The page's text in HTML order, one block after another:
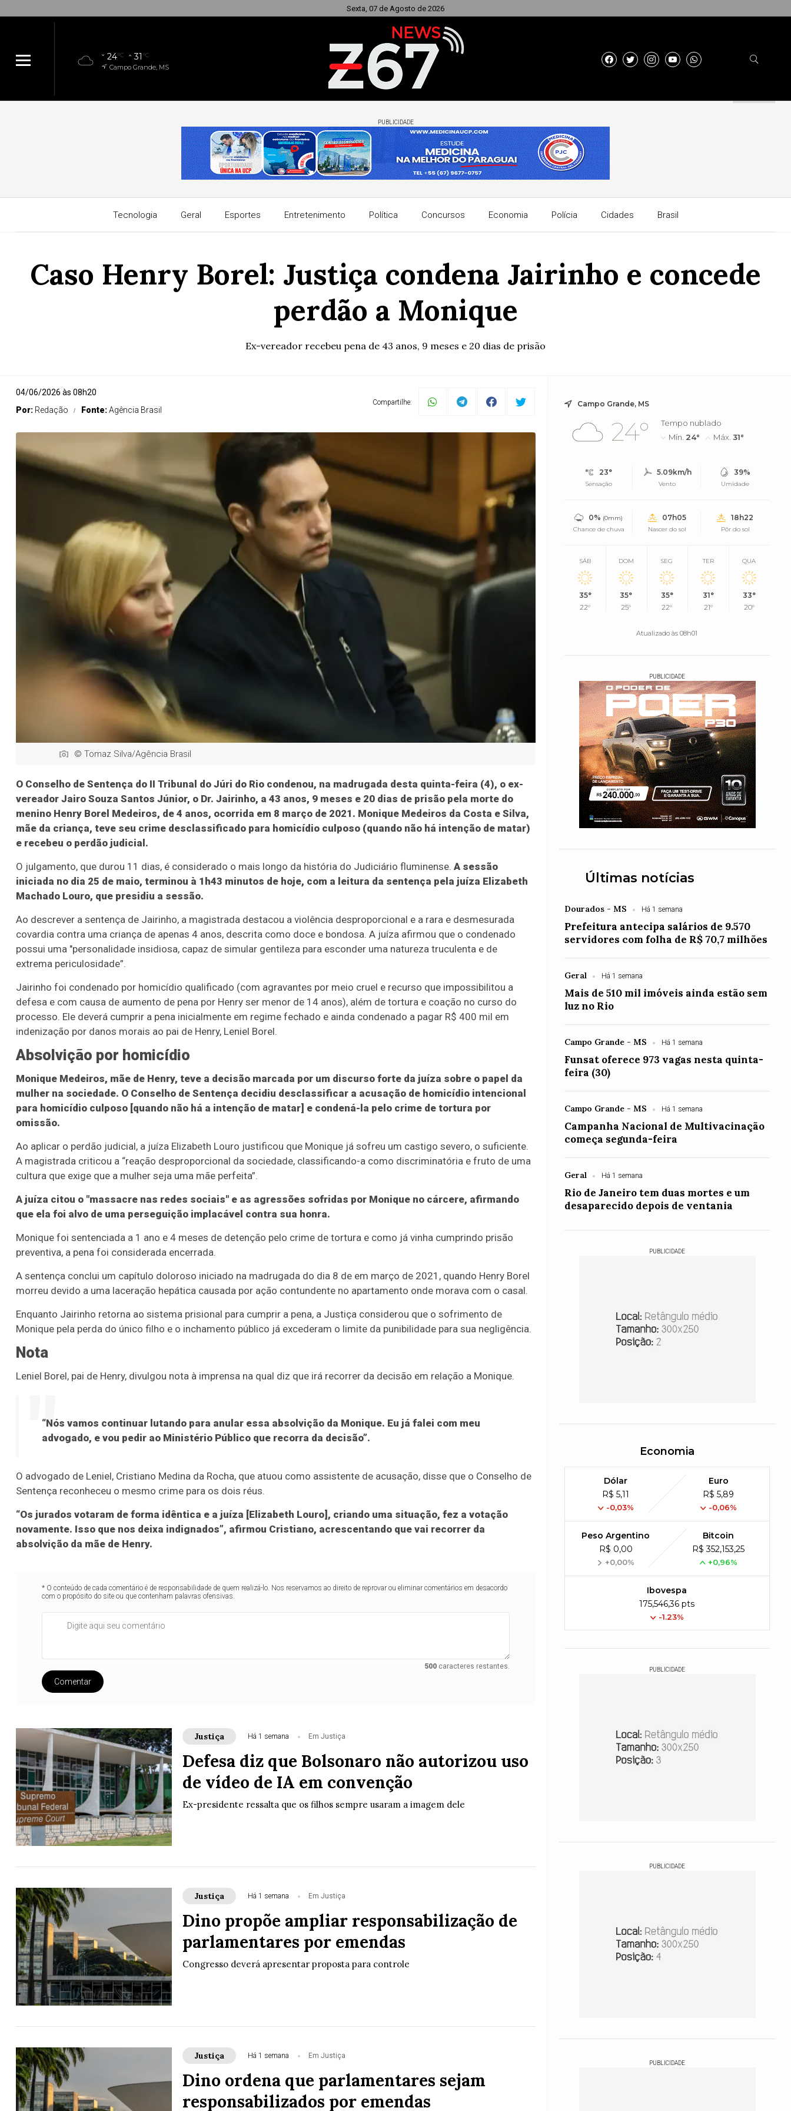
Sexta, 07 de Agosto de 2026
24°C 31 °C
Campo Grande, MS
PUBLICIDADE
Tecnologia Geral Esportes Entretenimento Política Concursos Economia Polícia Cidades Brasil
Caso Henry Borel: Justiça condena Jairinho e concede
perdão a Monique
Ex-vereador recebeu pena de 43 anos, 9 meses e 20 dias de prisão
04/06/2026 às 08h20
Por: Redação Fonte:Agência Brasil
Compartilhe:
© Tomaz Silva/Agência Brasil
O Conselho de Sentença do II Tribunal do Júri do Rio condenou, na madrugada desta quinta-feira (4), o ex-
vereador Jairo Souza Santos Júnior, o Dr. Jairinho, a 43 anos, 9 meses e 20 dias de prisão pela morte do
menino Henry Borel Medeiros, de 4 anos, ocorrida em 8 março de 2021. Monique Medeiros da Costa e Silva,
mãe da criança, teve seu crime desclassificado para homicídio culposo (quando não há intenção de matar)
e recebeu o perdão judicial.
O julgamento, que durou 11 dias, é considerado o mais longo da história do Judiciário fluminense. A sessão
iniciada no dia 25 de maio, terminou à 1h43 minutos de hoje, com a leitura da sentença pela juíza Elizabeth
Machado Louro, que presidiu a sessão.
Ao descrever a sentença de Jairinho, a magistrada destacou a violência desproporcional e a rara e desmesurada
covardia contra uma criança de apenas 4 anos, descrita como doce e bondosa. A juíza afirmou que o condenado
possui uma "personalidade insidiosa, capaz de simular gentileza para esconder uma natureza truculenta e de
extrema periculosidade”.
Jairinho foi condenado por homicídio qualificado (com agravantes por meio cruel e recurso que impossibilitou a
defesa e com causa de aumento de pena por Henry ser menor de 14 anos), além de tortura e coação no curso do
processo. Ele deverá cumprir a pena inicialmente em regime fechado e ainda condenado a pagar R$ 400 mil em
indenização por danos morais ao pai de Henry, Leniel Borel.
Absolvição por homicídio
Monique Medeiros, mãe de Henry, teve a decisão marcada por um discurso forte da juíza sobre o papel da
mulher na sociedade. O Conselho de Sentença decidiu desclassificar a acusação de homicídio intencional
para homicídio culposo [quando não há a intenção de matar] e condená-la pelo crime de tortura por
omissão.
Ao aplicar o perdão judicial, a juíza Elizabeth Louro justificou que Monique já sofreu um castigo severo, o suficiente.
A magistrada criticou a “reação desproporcional da sociedade, classificando-a como discriminatória e fruto de uma
cultura que exige que a mulher seja uma mãe perfeita”.
A juíza citou o "massacre nas redes sociais" e as agressões sofridas por Monique no cárcere, afirmando
que ela foi alvo de uma perseguição implacável contra sua honra.
Monique foi sentenciada a 1 ano e 4 meses de detenção pelo crime de tortura e como já vinha cumprindo prisão
preventiva, a pena foi considerada encerrada.
A sentença conclui um capítulo doloroso iniciado na madrugada do dia 8 de em março de 2021, quando Henry Borel
morreu devido a uma laceração hepática causada por ação contundente no apartamento onde morava com o casal.
Enquanto Jairinho retorna ao sistema prisional para cumprir a pena, a Justiça considerou que o sofrimento de
Monique pela perda do único filho e o inchamento público já excederam o limite da punibilidade para sua negligência.
Nota
Leniel Borel, pai de Henry, divulgou nota à imprensa na qual diz que irá recorrer da decisão em relação a Monique.
“Nós vamos continuar lutando para anular essa absolvição da Monique. Eu já falei com meu
advogado, e vou pedir ao Ministério Público que recorra da decisão”.
O advogado de Leniel, Cristiano Medina da Rocha, que atuou como assistente de acusação, disse que o Conselho de
Sentença reconheceu o mesmo crime para os dois réus.
“Os jurados votaram de forma idêntica e a juíza [Elizabeth Louro], criando uma situação, fez a votação
novamente. Isso que nos deixa indignados”, afirmou Cristiano, acrescentando que vai recorrer da
absolvição da mãe de Henry.
* O conteúdo de cada comentário é de responsabilidade de quem realizá-lo. Nos reservamos ao direito de reprovar ou eliminar comentários em desacordo
com o propósito do site ou que contenham palavras ofensivas.
500caracteres restantes.
Comentar
Justiça Há 1 semana Em Justiça
Defesa diz que Bolsonaro não autorizou uso
de vídeo de IA em convenção
Ex-presidente ressalta que os filhos sempre usaram a imagem dele
Justiça Há 1 semana Em Justiça
Dino propõe ampliar responsabilização de
parlamentares por emendas
Congresso deverá apresentar proposta para controle
Justiça Há 1 semana Em Justiça
Dino ordena que parlamentares sejam
responsabilizados por emendas
Campo Grande, MS
24°
Tempo nublado
Mín. 24° Máx.31°
23°
Sensação
5.09km/h
Vento
39%
Umidade
0% (0mm)
Chance de chuva
07h05
Nascer do sol
18h22
Pôr do sol
SÁB
35°
22°
DOM
35°
25°
SEG
35°
22°
TER
31°
21°
QUA
33°
20°
Atualizado às 08h01
PUBLICIDADE
Últimas notícias
Dourados - MS Há 1 semana
Prefeitura antecipa salários de 9.570
servidores com folha de R$ 70,7 milhões
Geral Há 1 semana
Mais de 510 mil imóveis ainda estão sem
luz no Rio
Campo Grande - MS Há 1 semana
Funsat oferece 973 vagas nesta quinta-
feira (30)
Campo Grande - MS Há 1 semana
Campanha Nacional de Multivacinação
começa segunda-feira
Geral Há 1 semana
Rio de Janeiro tem duas mortes e um
desaparecido depois de ventania
PUBLICIDADE
Economia
Dólar
R$ 5,11
-0,03%
Euro
R$ 5,89
-0,06%
Peso Argentino
R$ 0,00
+0,00%
Bitcoin
R$ 352,153,25
+0,96%
Ibovespa
175,546,36 pts
-1.23%
PUBLICIDADE
PUBLICIDADE
PUBLICIDADE